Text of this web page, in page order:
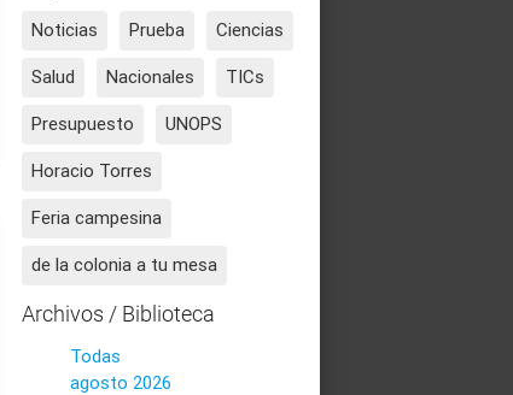
Noticias Prueba Ciencias
Salud Nacionales TICs
Presupuesto UNOPS
Horacio Torres
Feria campesina
de la colonia a tu mesa
Archivos / Biblioteca
Todas
agosto 2026